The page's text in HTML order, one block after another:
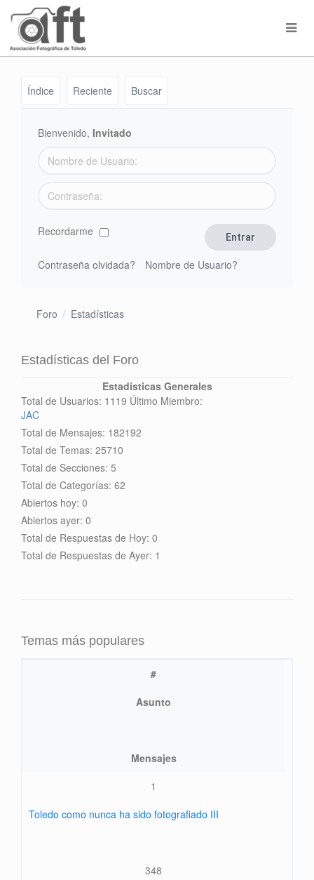
Índice Reciente Buscar
Bienvenido, Invitado
Recordarme
Contraseña olvidada? Nombre de Usuario?
Foro Estadísticas
Estadísticas del Foro
Estadísticas Generales
Total de Usuarios: 1119 Último Miembro:
JAC
Total de Mensajes: 182192
Total de Temas: 25710
Total de Secciones: 5
Total de Categorías: 62
Abiertos hoy: 0
Abiertos ayer: 0
Total de Respuestas de Hoy: 0
Total de Respuestas de Ayer: 1
Temas más populares
#
Asunto
Mensajes
1
Toledo como nunca ha sido fotografiado III
348